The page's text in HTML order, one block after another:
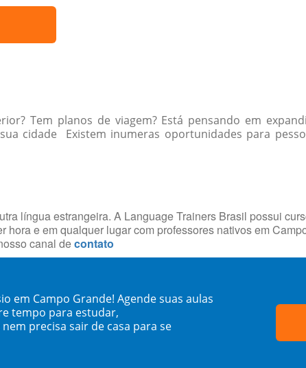
Tem planos de viagem? Está pensando em
cidade Existem inumeras oportunidades para
língua estrangeira. A Language Trainers Brasil possui
e em qualquer lugar com professores nativos em
canal decontato
em Campo Grande! Agende suas aulas
tempo para estudar,
precisa sair de casa para se